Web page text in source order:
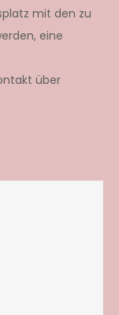
mit den zu
eine
über